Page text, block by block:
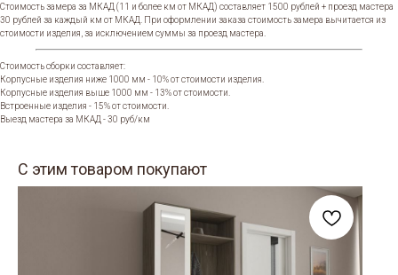
Стоимость замера за МКАД (11 и более км от МКАД) составляет 1500 рублей + проезд мастера
30 рублей за каждый км от МКАД. При оформлении заказа стоимость замера вычитается из
стоимости изделия, за исключением суммы за проезд мастера.
Стоимость сборки составляет:
Корпусные изделия ниже 1000 мм - 10% от стоимости изделия.
Корпусные изделия выше 1000 мм - 13% от стоимости.
Встроенные изделия - 15% от стоимости.
Выезд мастера за МКАД - 30 руб/км
С этим товаром покупают